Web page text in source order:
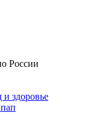
России
и здоровье